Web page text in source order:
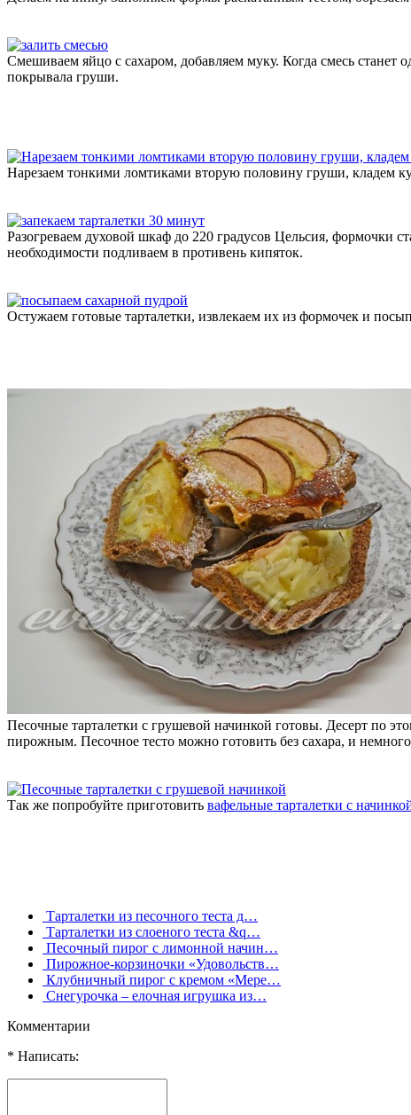
Смешиваем яйцо с сахаром, добавляем муку. Когда смесь станет
покрывала груши.
Нарезаем тонкими ломтиками вторую половину груши, кладем
Разогреваем духовой шкаф до 220 градусов Цельсия, формочки
необходимости подливаем в противень кипяток.
Остужаем готовые тарталетки, извлекаем их из формочек и
Песочные тарталетки с грушевой начинкой готовы. Десерт по
пирожным. Песочное тесто можно готовить без сахара, и
Так же попробуйте приготовить вафельные тарталетки с
Тарталетки из песочного теста д…
Тарталетки из слоеного теста &q…
Песочный пирог с лимонной начин…
Пирожное-корзиночки «Удовольств…
Клубничный пирог с кремом «Мере…
Снегурочка – елочная игрушка из…
Комментарии
* Написать: